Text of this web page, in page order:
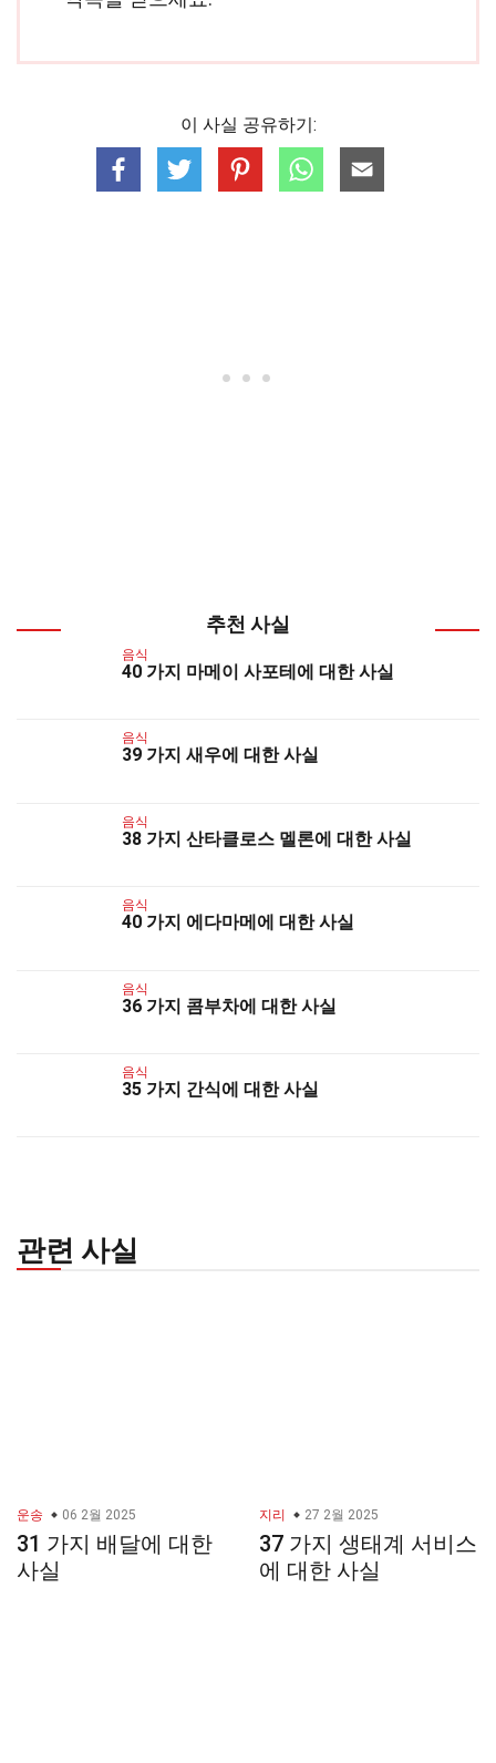
이 사실 공유하기:
추천 사실
음식
40 가지 마메이 사포테에 대한 사실
음식
39 가지 새우에 대한 사실
음식
38 가지 산타클로스 멜론에 대한 사실
음식
40 가지 에다마메에 대한 사실
음식
36 가지 콤부차에 대한 사실
음식
35 가지 간식에 대한 사실
관련 사실
운송 06 2월 2025
31 가지 배달에 대한
사실
지리 27 2월 2025
37 가지 생태계 서비스
에 대한 사실